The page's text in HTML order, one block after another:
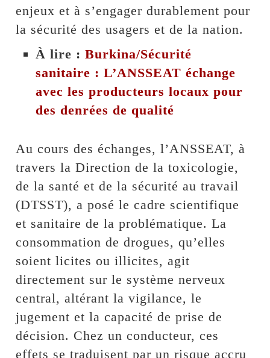
enjeux et à s’engager durablement pour
la sécurité des usagers et de la nation.
À lire :Burkina/Sécurité
sanitaire : L’ANSSEAT échange
avec les producteurs locaux pour
des denrées de qualité
Au cours des échanges, l’ANSSEAT, à
travers la Direction de la toxicologie,
de la santé et de la sécurité au travail
(DTSST), a posé le cadre scientifique
et sanitaire de la problématique. La
consommation de drogues, qu’elles
soient licites ou illicites, agit
directement sur le système nerveux
central, altérant la vigilance, le
jugement et la capacité de prise de
décision. Chez un conducteur, ces
effets se traduisent par un risque accru